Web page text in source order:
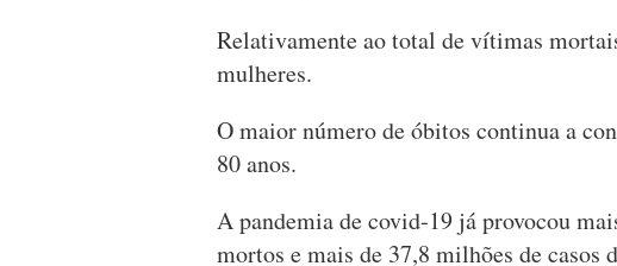
Relativamente ao total de vítimas
mulheres.
O maior número de óbitos continua a
80 anos.
A pandemia de covid-19 já provocou
mortos e mais de 37,8 milhões de casos